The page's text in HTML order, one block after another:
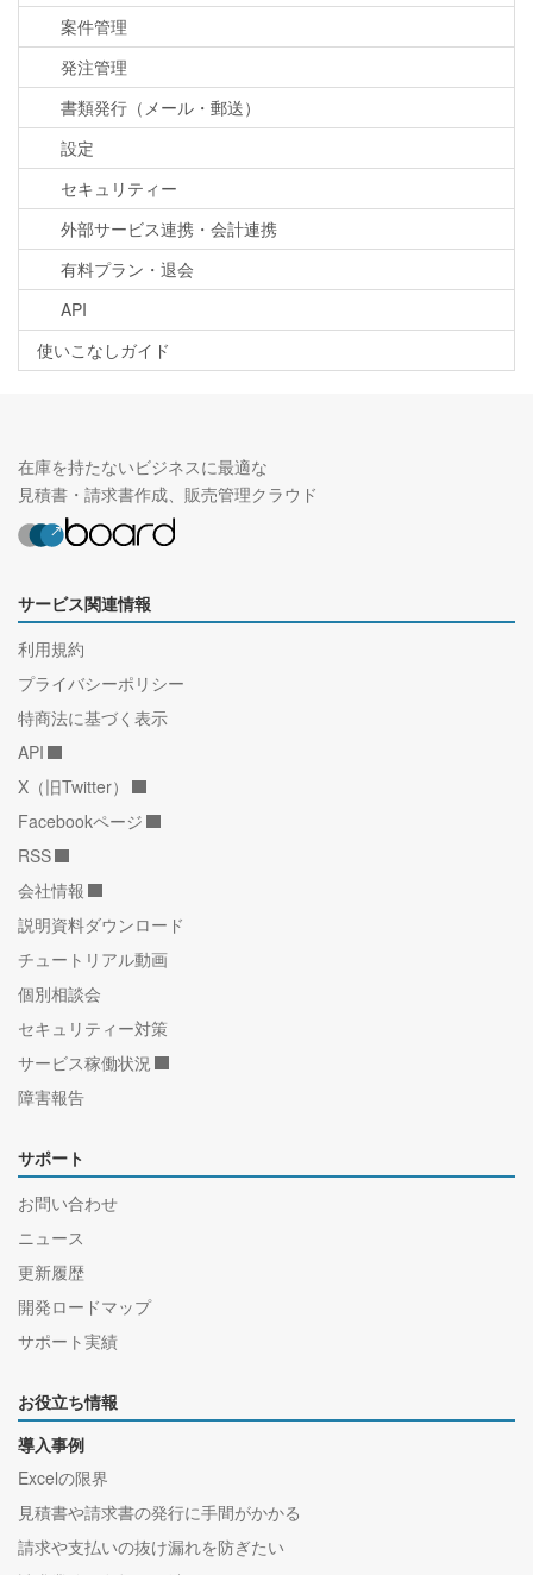
案件管理
発注管理
書類発行（メール・郵送）
設定
セキュリティー
外部サービス連携・会計連携
有料プラン・退会
API
使いこなしガイド
在庫を持たないビジネスに最適な
見積書・請求書作成、販売管理クラウド
サービス関連情報
利用規約
プライバシーポリシー
特商法に基づく表示
API
X（旧Twitter）
Facebookページ
RSS
会社情報
説明資料ダウンロード
チュートリアル動画
個別相談会
セキュリティー対策
サービス稼働状況
障害報告
サポート
お問い合わせ
ニュース
更新履歴
開発ロードマップ
サポート実績
お役立ち情報
導入事例
Excelの限界
見積書や請求書の発行に手間がかかる
請求や支払いの抜け漏れを防ぎたい